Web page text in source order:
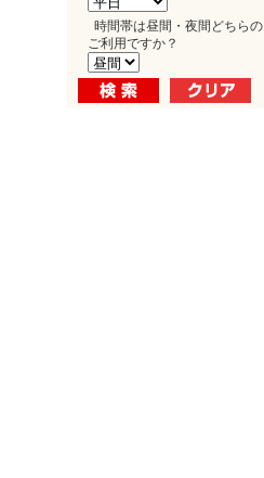
時間帯は昼間・夜間どちらの
ご利用ですか？